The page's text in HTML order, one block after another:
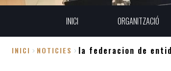
INICI ORGANITZACIÓ
INICI NOTICIES la federacion de